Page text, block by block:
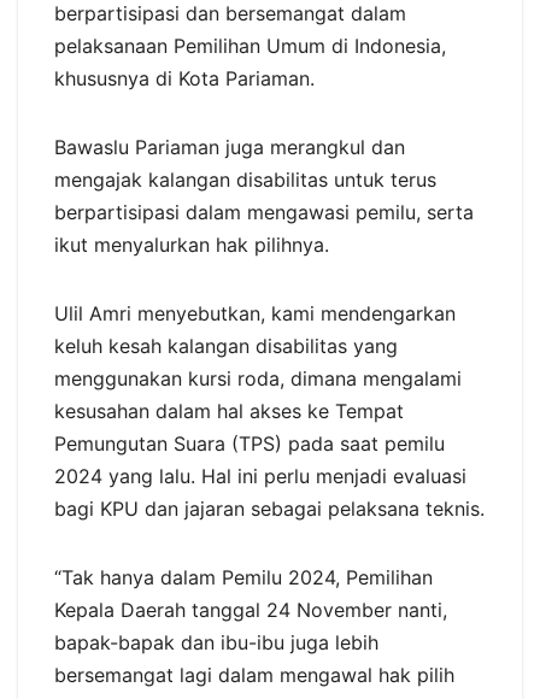
berpartisipasi dan bersemangat dalam
pelaksanaan Pemilihan Umum di Indonesia,
khususnya di Kota Pariaman.
Bawaslu Pariaman juga merangkul dan
mengajak kalangan disabilitas untuk terus
berpartisipasi dalam mengawasi pemilu, serta
ikut menyalurkan hak pilihnya.
Ulil Amri menyebutkan, kami mendengarkan
keluh kesah kalangan disabilitas yang
menggunakan kursi roda, dimana mengalami
kesusahan dalam hal akses ke Tempat
Pemungutan Suara (TPS) pada saat pemilu
2024 yang lalu. Hal ini perlu menjadi evaluasi
bagi KPU dan jajaran sebagai pelaksana teknis.
“Tak hanya dalam Pemilu 2024, Pemilihan
Kepala Daerah tanggal 24 November nanti,
bapak-bapak dan ibu-ibu juga lebih
bersemangat lagi dalam mengawal hak pilih